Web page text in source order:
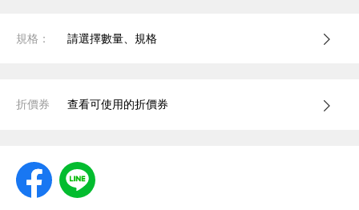
規格： 請選擇數量、規格
折價券 查看可使用的折價券